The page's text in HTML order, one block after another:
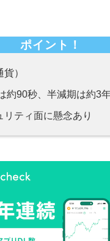
ポイント！
）
約90秒、半減期は約3
リティ面に懸念あり